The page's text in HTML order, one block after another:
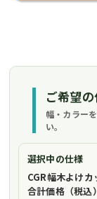
ご希望
幅・カラー
い。
選択中の仕様
CGR幅木よけ
合計価格（税込）